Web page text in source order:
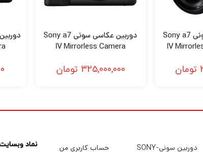
فاقد پیوند پیکسل است.
دوربین عکاسی سونی Sony a7
IV
تومان
دوربین عکاسی سونی Sony a7
IV Mirrorless Camera
325,000,000 تومان
دوربین سونی-SONY حساب کاربری من نماد